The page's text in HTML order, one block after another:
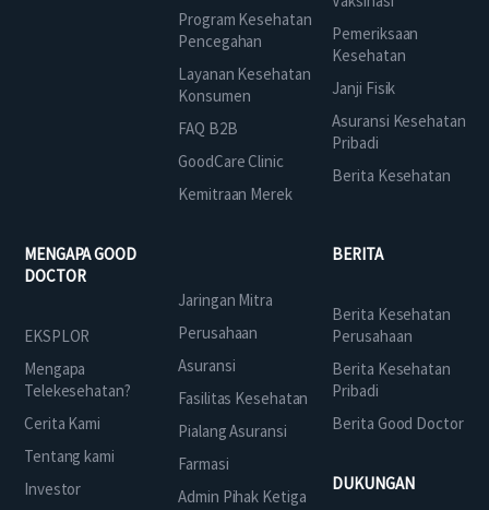
Program Kesehatan
Pencegahan
Layanan Kesehatan
Konsumen
FAQ B2B
GoodCare Clinic
Kemitraan Merek
Pemeriksaan
Kesehatan
Janji Fisik
Asuransi Kesehatan
Pribadi
Berita Kesehatan
MENGAPA GOOD
DOCTOR
EKSPLOR
Mengapa
Telekesehatan?
Cerita Kami
Tentang kami
Investor
Jaringan Mitra
Perusahaan
Asuransi
Fasilitas Kesehatan
Pialang Asuransi
Farmasi
Admin Pihak Ketiga
BERITA
Berita Kesehatan
Perusahaan
Berita Kesehatan
Pribadi
Berita Good Doctor
DUKUNGAN